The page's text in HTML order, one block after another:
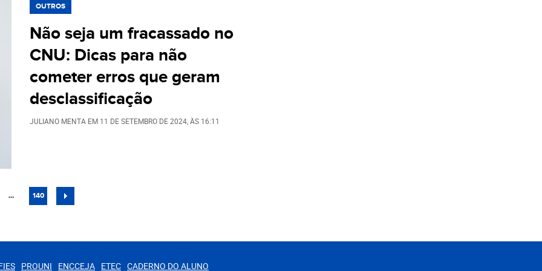
OUTROS
Não seja um fracassado no
CNU: Dicas para não
cometer erros que geram
desclassificação
JULIANO MENTA EM 11 DE SETEMBRO DE 2024 , ÀS 16:11
… PÁGINA
140
PROUNI ENCCEJA ETEC CADERNO DO ALUNO